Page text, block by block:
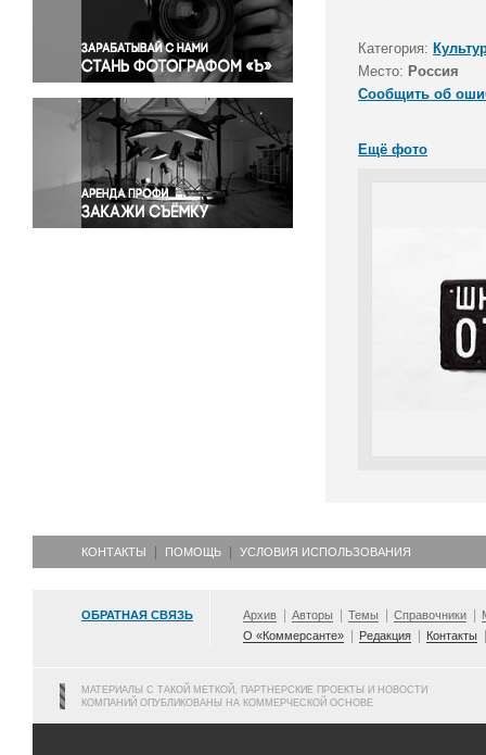
Правосудие
Происшествия и конфликты
Религия
Светская жизнь
Спорт
Экология
Экономика и бизнес
Категория:
Место: Россия
Сообщить об
Ещё фото
КОНТАКТЫ ПОМОЩЬ УСЛОВИЯ ИСПОЛЬЗОВАНИЯ
ОБРАТНАЯ СВЯЗЬ Архив Авторы Темы Справочники
О «Коммерсанте»
Редакция Контакты
МАТЕРИАЛЫ С ТАКОЙ МЕТКОЙ, ПАРТНЕРСКИЕ ПРОЕКТЫ И НОВОСТИ
КОМПАНИЙ ОПУБЛИКОВАНЫ НА КОММЕРЧЕСКОЙ ОСНОВЕ